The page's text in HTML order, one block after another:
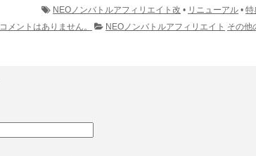
NEOノンバトルアフィリエイト改 • リニューアル • 特
コメントはありません。 NEOノンバトルアフィリエイト その他